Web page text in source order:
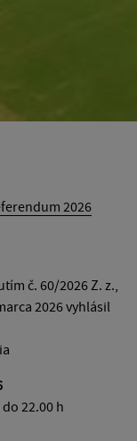
2026
č. 60/2026 Z. z.,
2026 vyhlásil
22.00 h